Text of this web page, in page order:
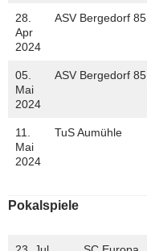
28.
Apr
2024
ASV Bergedorf 85
05.
Mai
2024
ASV Bergedorf 85
11.
Mai
2024
TuS Aumühle
Pokalspiele